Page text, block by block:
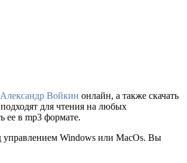
Александр Войкин онлайн, а также скачать
для чтения на любых
ее в mp3 формате.
управлением Windows или MacOs. Вы